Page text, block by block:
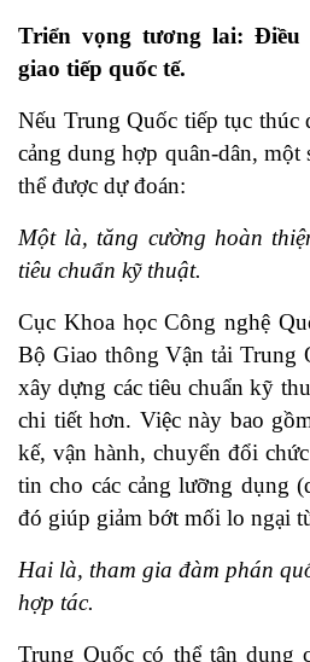
Triển vọng tương lai: Điều
giao tiếp quốc tế.
Nếu Trung Quốc tiếp tục thúc
cảng dung hợp quân-dân, một
thể được dự đoán:
Một là, tăng cường hoàn
tiêu chuẩn kỹ thuật.
Cục Khoa học Công nghệ
Bộ Giao thông Vận tải Trung
xây dựng các tiêu chuẩn kỹ
chi tiết hơn. Việc này bao
kế, vận hành, chuyển đổi
tin cho các cảng lưỡng dụng
đó giúp giảm bớt mối lo ngại
Hai là, tham gia đàm phán
hợp tác.
Trung Quốc có thể tận dụng